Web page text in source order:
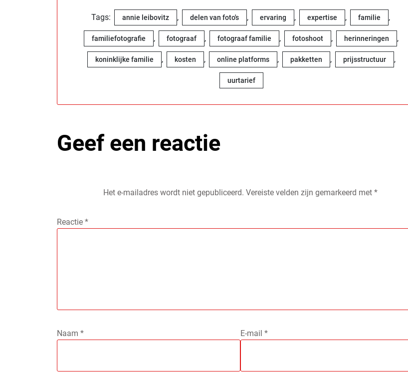
Tags: annie leibovitz , delen van foto's , ervaring , expertise , familie ,
familiefotografie , fotograaf , fotograaf familie , fotoshoot , herinneringen ,
koninklijke familie , kosten , online platforms , pakketten , prijsstructuur ,
uurtarief
Geef een reactie
Het e-mailadres wordt niet gepubliceerd. Vereiste velden zijn gemarkeerd met *
Reactie *
Naam * E-mail *